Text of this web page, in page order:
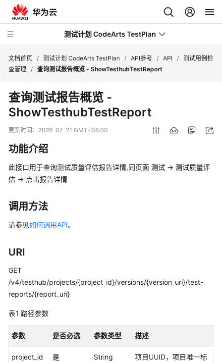
测试计划 CodeArts TestPlan
最
新
动
产
品
介
绍
计
费
说
快
速
入
门
用
指
文档首页 / 测试计划 CodeArts TestPlan / API参考 / API / 测试用例检
查管理 / 查询测试报告概览 - ShowTesthubTestReport
查询测试报告概览 -
ShowTesthubTestReport
更新时间： 2026-07-21 GMT+08:00
功能介绍
此接口用于查询测试质量评估报告详情,同页面 测试 -> 测试质量评
估 -> 点击报告详情
调用方法
请参见如何调用API。
URI
GET
/v4/testhub/projects/{project_id}/versions/{version_uri}/test-
reports/{report_uri}
表1 路径参数
参数 是否必选 参数类型 描述
project_id 是 String
项目UUID，项目唯一标